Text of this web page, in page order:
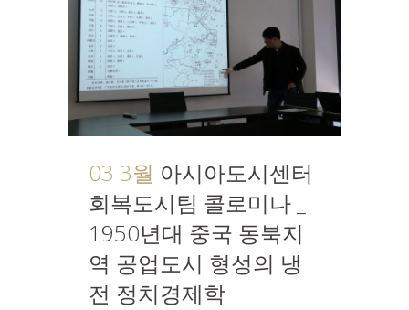
03 3월 아시아도시센터
회복도시팀 콜로미나 _
1950년대 중국 동북지
역 공업도시 형성의 냉
전 정치경제학